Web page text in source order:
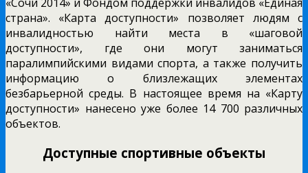
страна». «Карта доступности» позволяет людям с
инвалидностью найти места в «шаговой
доступности», где они могут заниматься
паралимпийскими видами спорта, а также получить
информацию о близлежащих элементах
безбарьерной среды. В настоящее время на «Карту
доступности» нанесено уже более 14 700 различных
объектов.
Доступные спортивные объекты